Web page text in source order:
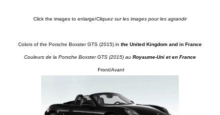
Click the images to enlarge/Cliquez sur les images pour les agrandir
Colors of the Porsche Boxster GTS (2015) in the United Kingdom and in France
Couleurs de la Porsche Boxster GTS (2015) au Royaume-Uni et en France
Front/Avant